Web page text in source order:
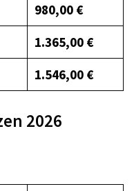
980,00 €
1.365,00 €
1.546,00 €
2026